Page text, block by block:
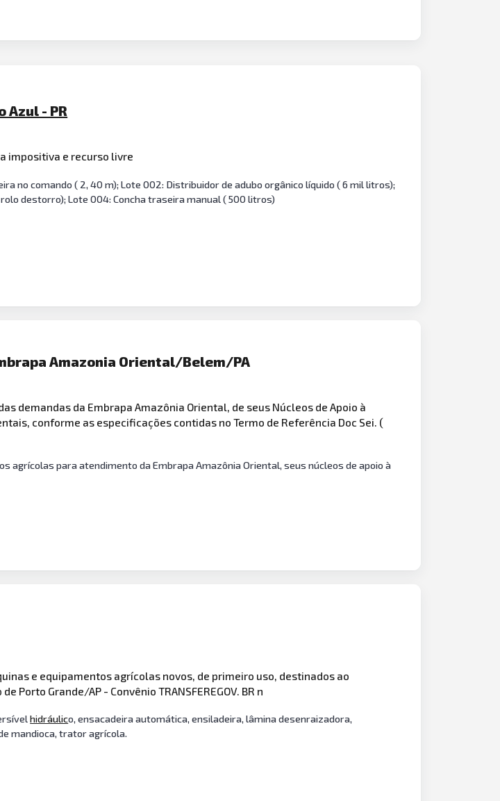
Azul - PR
impositiva e recurso livre
no comando ( 2, 40 m); Lote 002: Distribuidor de adubo orgânico líquido ( 6 mil litros);
destorro); Lote 004: Concha traseira manual ( 500 litros)
Amazonia Oriental/Belem/PA
demandas da Embrapa Amazônia Oriental, de seus Núcleos de Apoio à
conforme as especificações contidas no Termo de Referência Doc Sei. (
agrícolas para atendimento da Embrapa Amazônia Oriental, seus núcleos de apoio à
e equipamentos agrícolas novos, de primeiro uso, destinados ao
Grande/AP - Convênio TRANSFEREGOV. BR n
hidráulico, ensacadeira automática, ensiladeira, lâmina desenraizadora,
mandioca, trator agrícola.